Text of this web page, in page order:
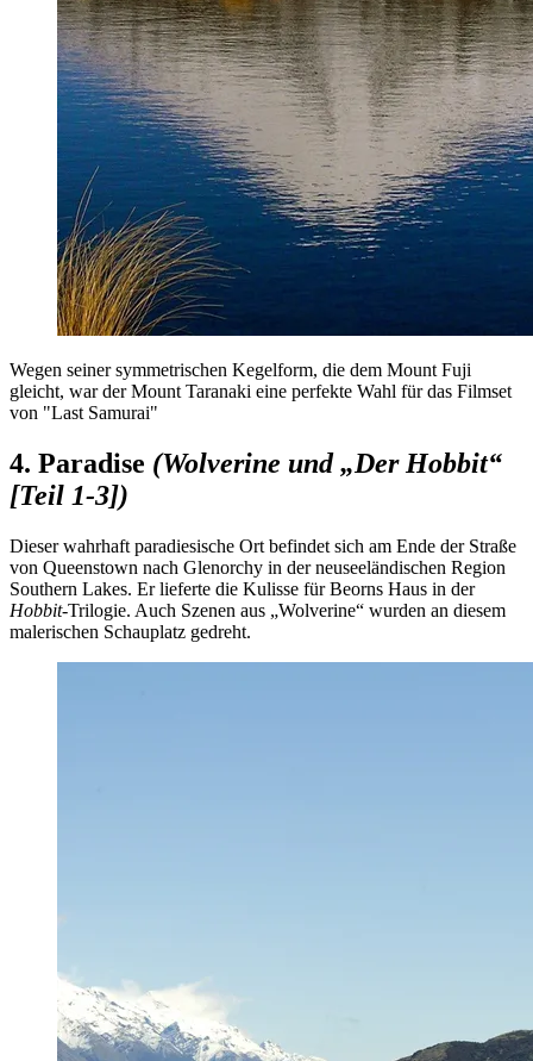
Wegen seiner symmetrischen Kegelform, die dem Mount Fuji
gleicht, war der Mount Taranaki eine perfekte Wahl für das Filmset
von "Last Samurai"
4. Paradise (Wolverine und „Der Hobbit“
[Teil 1-3])
Dieser wahrhaft paradiesische Ort befindet sich am Ende der Straße
von Queenstown nach Glenorchy in der neuseeländischen Region
Southern Lakes. Er lieferte die Kulisse für Beorns Haus in der
Hobbit-Trilogie. Auch Szenen aus „Wolverine“ wurden an diesem
malerischen Schauplatz gedreht.